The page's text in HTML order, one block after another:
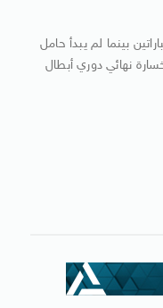
بينما لم يبدأ حامل
نهائي دوري أبطال